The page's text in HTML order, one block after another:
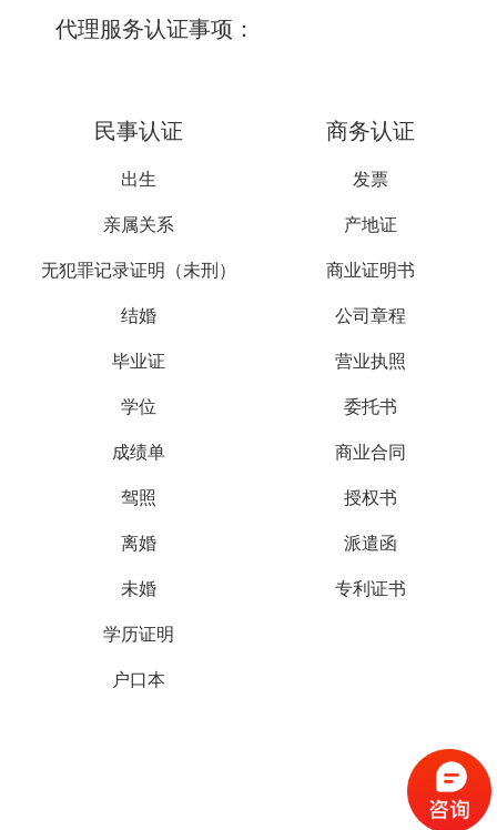
代理服务认证事项：
民事认证 商务认证
出生 发票
亲属关系 产地证
无犯罪记录证明（未刑） 商业证明书
结婚 公司章程
毕业证 营业执照
学位 委托书
成绩单 商业合同
驾照 授权书
离婚 派遣函
未婚 专利证书
学历证明
户口本